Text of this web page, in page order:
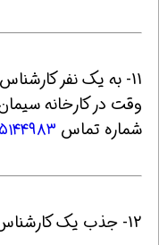
11- به یک نفر
وقت در کارخانه
شماره تماس
12- جذب یک کارشناس HSE با شرایط ذیل: